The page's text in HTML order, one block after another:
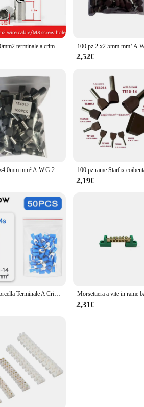
10 pz 6-10mm2 terminale a crimpare cavo di saldatura Kit connettore bullone foro stagnato capicorda
2,52€
100 pz 2 x4.0mm mm² A.W.G 2X #12 doppi cavi tipo rame Starfix coibentato ghiere capocorda terminale capocorda capocorda TE4012
2,19€
50PCS Forcella Terminale A Crimpare Filo Elettrico Connettori Spade Alette Quick Splice Cavi Isolamento Tappi Per Scarpe Per Il Collegamento A Vite
2,31€